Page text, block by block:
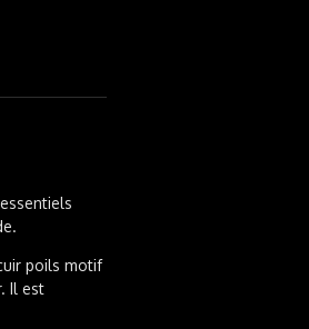
poils motif
Il est